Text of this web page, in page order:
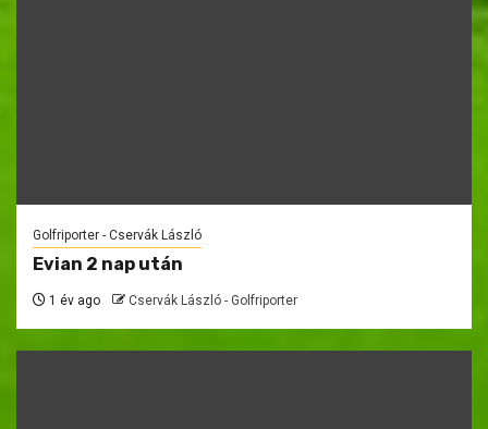
Golfriporter - Cservák László
Evian 2 nap után
1 év ago Cservák László - Golfriporter